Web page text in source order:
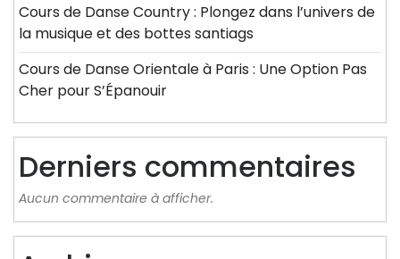
Cours de Danse Country : Plongez dans l’univers de
la musique et des bottes santiags
Cours de Danse Orientale à Paris : Une Option Pas
Cher pour S’Épanouir
Derniers commentaires
Aucun commentaire à afficher.